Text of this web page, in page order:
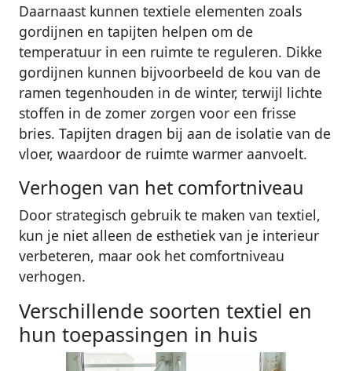
Daarnaast kunnen textiele elementen zoals
gordijnen en tapijten helpen om de
temperatuur in een ruimte te reguleren. Dikke
gordijnen kunnen bijvoorbeeld de kou van de
ramen tegenhouden in de winter, terwijl lichte
stoffen in de zomer zorgen voor een frisse
bries. Tapijten dragen bij aan de isolatie van de
vloer, waardoor de ruimte warmer aanvoelt.
Verhogen van het comfortniveau
Door strategisch gebruik te maken van textiel,
kun je niet alleen de esthetiek van je interieur
verbeteren, maar ook het comfortniveau
verhogen.
Verschillende soorten textiel en
hun toepassingen in huis